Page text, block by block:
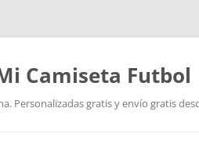
Camiseta Futbol
Personalizadas gratis y envío gratis